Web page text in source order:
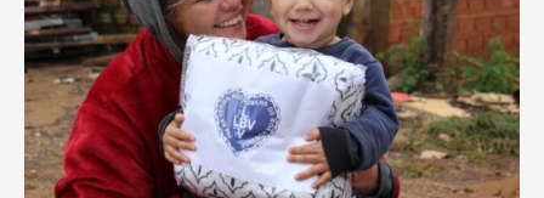
Diego Ciusz
DESTAQUE NA IRLANDA E EM FESTIVAL DE
INOVAÇÃO NO BRASIL
Esse trabalho da LBV tem sido apreciado por